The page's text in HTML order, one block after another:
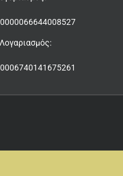
Λογαριασμός: